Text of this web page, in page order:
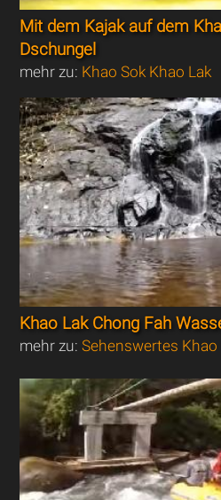
Mit dem Kajak auf dem
Dschungel
mehr zu: Khao Sok Khao Lak
Khao Lak Chong Fah
mehr zu:Sehenswertes Khao